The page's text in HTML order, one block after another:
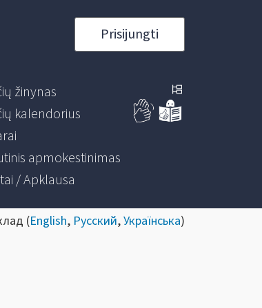
Prisijungti
žinynas
kalendorius
apmokestinimas
/ Apklausa
(English, Русский,Українська)